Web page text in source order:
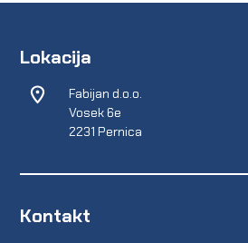
Lokacija
Fabijan d.o.o.
Vosek 6e
2231 Pernica
Kontakt